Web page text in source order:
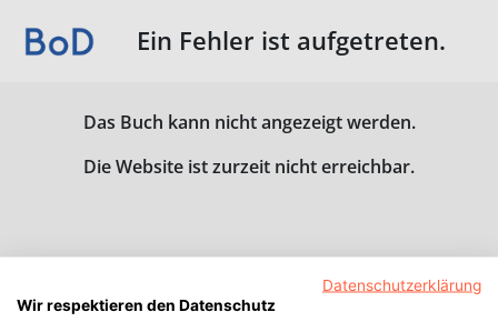
Ein Fehler ist aufgetreten.
Das Buch kann nicht angezeigt werden.
Die Website ist zurzeit nicht erreichbar.
Datenschutzerklärung
Wir respektieren den Datenschutz